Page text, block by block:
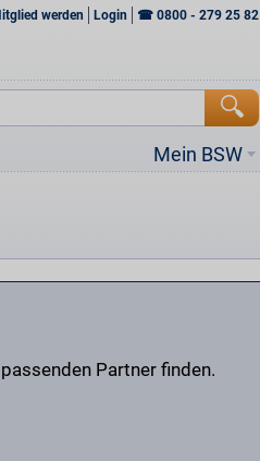
werden Login ☎ 0800 - 279 25 82
Mein BSW
Partner finden.